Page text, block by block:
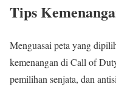
Tips
Menguasai peta yang
kemenangan di Call of
pemilihan senjata, dan